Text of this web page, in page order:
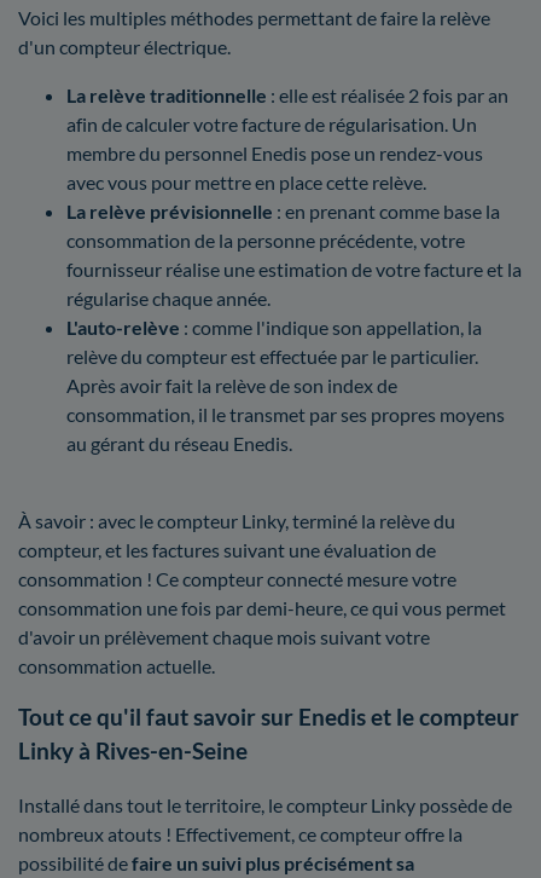
Voici les multiples méthodes permettant de faire la relève
d'un compteur électrique.
La relève traditionnelle : elle est réalisée 2 fois par an
afin de calculer votre facture de régularisation. Un
membre du personnel Enedis pose un rendez-vous
avec vous pour mettre en place cette relève.
La relève prévisionnelle : en prenant comme base la
consommation de la personne précédente, votre
fournisseur réalise une estimation de votre facture et la
régularise chaque année.
L'auto-relève : comme l'indique son appellation, la
relève du compteur est effectuée par le particulier.
Après avoir fait la relève de son index de
consommation, il le transmet par ses propres moyens
au gérant du réseau Enedis.
À savoir : avec le compteur Linky, terminé la relève du
compteur, et les factures suivant une évaluation de
consommation ! Ce compteur connecté mesure votre
consommation une fois par demi-heure, ce qui vous permet
d'avoir un prélèvement chaque mois suivant votre
consommation actuelle.
Tout ce qu'il faut savoir sur Enedis et le compteur
Linky à Rives-en-Seine
Installé dans tout le territoire, le compteur Linky possède de
nombreux atouts ! Effectivement, ce compteur offre la
possibilité defaire un suivi plus précisément sa